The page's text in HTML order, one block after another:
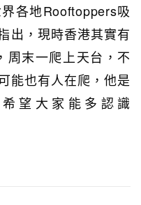
各地Rooftoppers吸
出，現時香港其實有
周末一爬上天台，不
能也有人在爬，他是
望大家能多認識